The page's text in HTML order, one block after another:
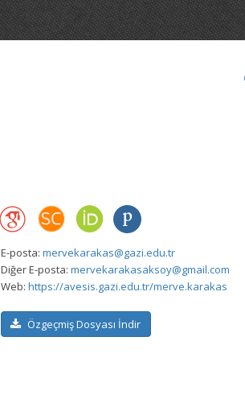
E-posta: mervekarakas@gazi.edu.tr
Diğer E-posta: mervekarakasaksoy@gmail.com
Web: https://avesis.gazi.edu.tr/merve.karakas
Özgeçmiş Dosyası İndir